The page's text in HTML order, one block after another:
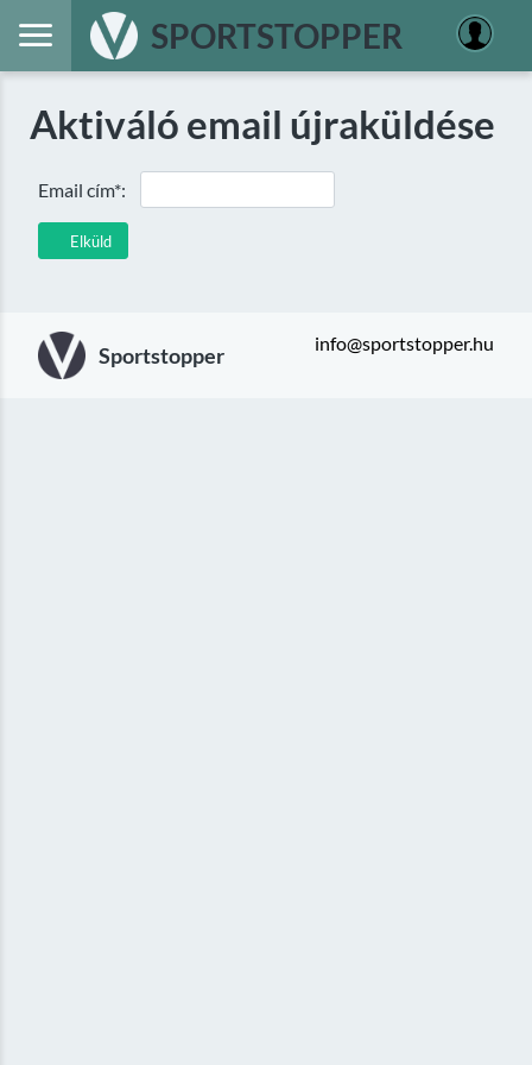
SPORTSTOPPER
Aktiváló email újraküldése
Elküld
Email cím*:
Sportstopper info@sportstopper.hu